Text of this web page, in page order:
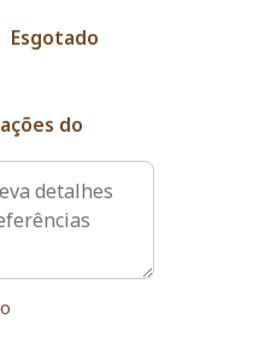
Esgotado
do